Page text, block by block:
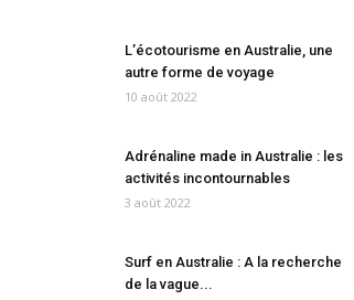
L’écotourisme en Australie, une
autre forme de voyage
10 août 2022
Adrénaline made in Australie : les
activités incontournables
3 août 2022
Surf en Australie : A la recherche
de la vague...